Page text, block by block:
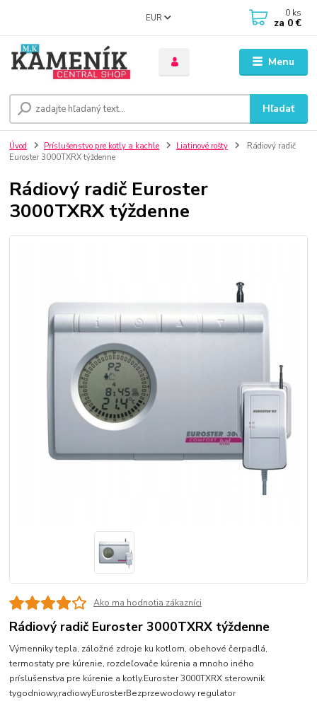
Menu
EUR
Hľadať
0 ks
za 0 €
Úvod Príslušenstvo pre kotly a kachle Liatinové rošty
Rádiový radič
Euroster 3000TXRX týždenne
Rádiový radič Euroster
3000TXRX týždenne
Ako ma hodnotia zákazníci
Rádiový radič Euroster 3000TXRX týždenne
Výmenniky tepla, záložné zdroje ku kotlom, obehové čerpadlá,
termostaty pre kúrenie, rozdeľovače kúrenia a mnoho iného
príslušenstva pre kúrenie a kotly.Euroster 3000TXRX sterownik
tygodniowy,radiowyEurosterBezprzewodowy regulator